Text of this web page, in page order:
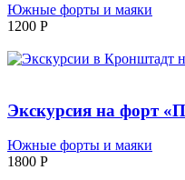
Южные форты и маяки
1200 P
Экскурсия на форт
Южные форты и маяки
1800 P